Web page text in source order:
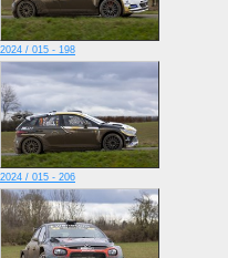
2024 / 015 - 198
2024 / 015 - 206